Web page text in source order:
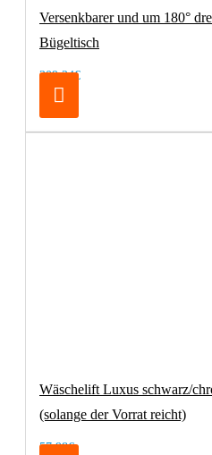
Versenkbarer und um 180°
Bügeltisch
209,24€
Wäschelift Luxus schwarz/
(solange der Vorrat reicht)
57,98€